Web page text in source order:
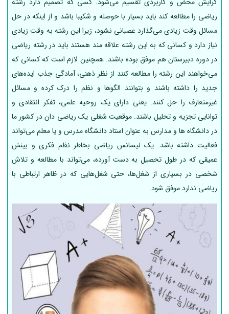
ریاضی را مطالعه کند باید بسیار با حوصله و شکیبا باشد و از اینکه در حل
مسائل وقت زیادی می‌گذارد عصبانی نشود، زیرا این رشته به وقت زیادی
نیاز دارد و کسانی که به این رشته علاقه مند هستند باید در رشته ریاضی
در دوره دبیرستان هم موفق بوده باشند. همچنین لازم است که کسانی که
می‌خواهند این رشته را مطالعه کنند از نظر ذهنی‌، آمادگی‌ جذب‌ ایده‌های‌
جدید را داشته‌ باشند و بتوانند الگوها و نظم‌ را درک‌ کرده‌ و مسائل‌
غیرمتعارف‌ را حل‌ کنند. یعنی دارای یک‌ روحیه‌ علمی‌، تفکر انتقادی‌ و
توانایی‌ تجزیه‌ و تحلیل‌ باشند. موقعیت شغلی یک ریاضی دان در کشور ما
در دانشگاه ها و مدارس به عنوان استاد دانشگاه مدرس و یا معلم می‌تواند
فعالیت داشته باشد. یک‌ لیسانس‌ ریاضی‌ بخاطر نظم‌ فکری‌ و بینش‌
عمیقی‌ که‌ در طول تحصیل‌ به‌ دست‌ آورده، می‌تواند با مطالعه‌ و تلاش‌
شخصی‌ در بسیاری‌ از شغل‌ها، حتی‌ شغل‌هایی‌ که‌ در ظاهر ارتباطی‌ با
ریاضی‌ ندارد موفق‌ شود.